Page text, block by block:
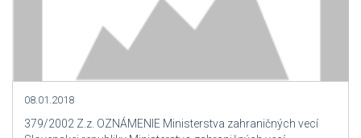
08.01.2018
379/2002 Z.z. OZNÁMENIE Ministerstva zahraničných vecí